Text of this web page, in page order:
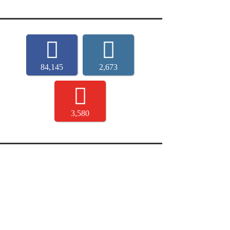
84,145 2,673
3,580